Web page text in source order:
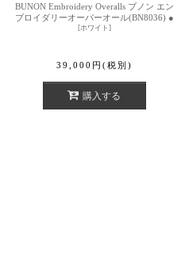
BUNON Embroidery Overalls ブノン エン
ブロイダリーオーバーオール(BN8036) ●
[ホワイト ]
39,000 円 (税別)
購入する